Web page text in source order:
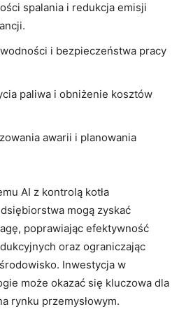
spalania​ i redukcja emisji⁢
i bezpieczeństwa pracy
paliwa i obniżenie kosztów
awarii i​ planowania
AI ‍z ⁣kontrolą kotła
mogą zyskać
poprawiając efektywność‌
oraz ograniczając
Inwestycja w
może okazać ​się ⁤kluczowa dla
rynku przemysłowym.